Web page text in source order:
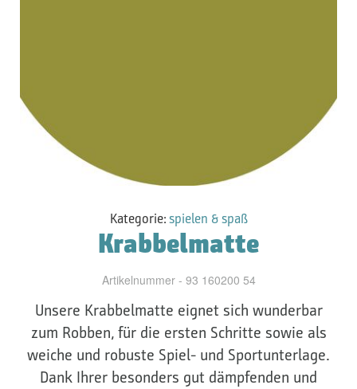
Kategorie:spielen & spaß
Krabbelmatte
Artikelnummer - 93 160200 54
Unsere Krabbelmatte eignet sich wunderbar
zum Robben, für die ersten Schritte sowie als
weiche und robuste Spiel- und Sportunterlage.
Dank Ihrer besonders gut dämpfenden und